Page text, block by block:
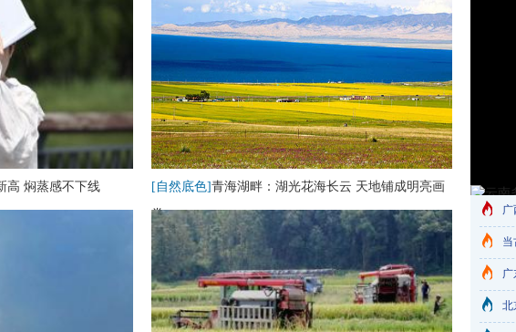
高 焖蒸感不下线 [自然底色]青海湖畔：湖光花海长云 天地铺成明亮画
卷
广
广
北